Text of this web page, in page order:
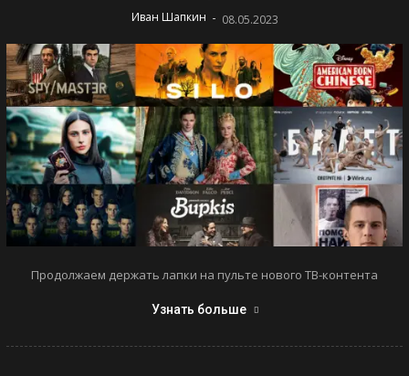
Иван Шапкин - 08.05.2023
Продолжаем держать лапки на пульте нового ТВ-контента
Узнать больше